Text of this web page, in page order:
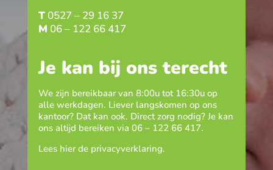
T 0527 – 29 16 37
M 06 – 122 66 417
Je kan bij ons terecht
We zijn bereikbaar van 8:00u tot 16:30u op
alle werkdagen. Liever langskomen op ons
kantoor? Dat kan ook. Direct zorg nodig? Je kan
ons altijd bereiken via 06 – 122 66 417.
Lees hier de privacyverklaring.